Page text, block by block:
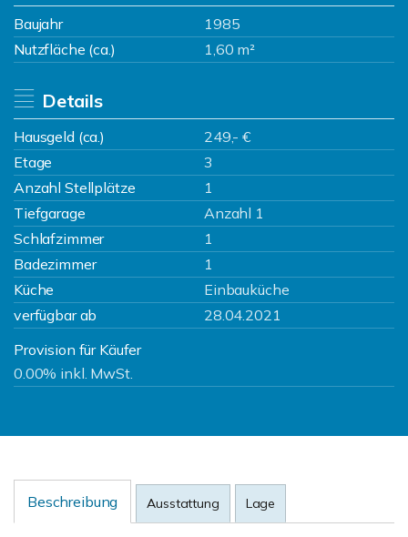
Baujahr
1985
Nutzfläche (ca.)
1,60 m²
Details
Hausgeld (ca.)
249,- €
Etage
3
Anzahl Stellplätze
1
Tiefgarage
Anzahl 1
Schlafzimmer
1
Badezimmer
1
Küche
Einbauküche
verfügbar ab
28.04.2021
Provision für Käufer
0.00% inkl. MwSt.
Beschreibung Ausstattung Lage